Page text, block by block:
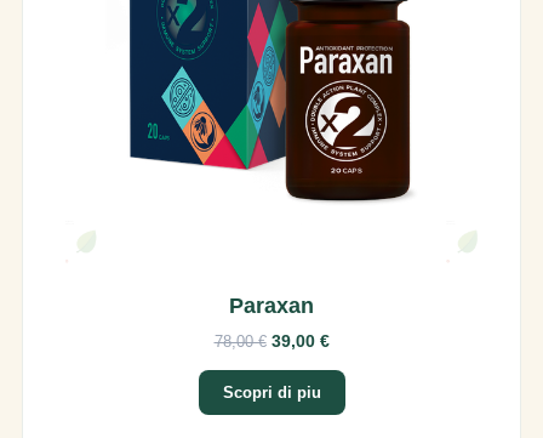
Paraxan
78,00 €39,00 €
Scopri di piu